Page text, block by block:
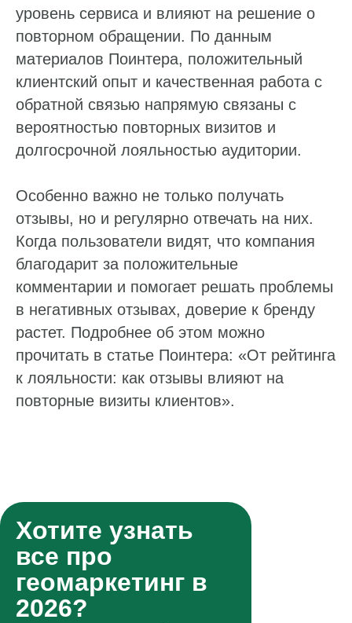
уровень сервиса и влияют на решение о
повторном обращении. По данным
материалов Поинтера, положительный
клиентский опыт и качественная работа с
обратной связью напрямую связаны с
вероятностью повторных визитов и
долгосрочной лояльностью аудитории.
Особенно важно не только получать
отзывы, но и регулярно отвечать на них.
Когда пользователи видят, что компания
благодарит за положительные
комментарии и помогает решать проблемы
в негативных отзывах, доверие к бренду
растет. Подробнее об этом можно
прочитать в статье Поинтера: «От рейтинга
к лояльности: как отзывы влияют на
повторные визиты клиентов».
Хотите узнать
все про
геомаркетинг в
2026?